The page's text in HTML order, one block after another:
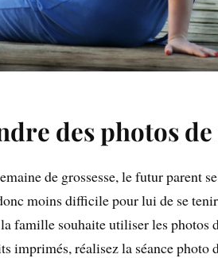
des photos
de grossesse, le futur parent
moins difficile pour lui de se
famille souhaite utiliser les photos
imprimés, réalisez la séance photo